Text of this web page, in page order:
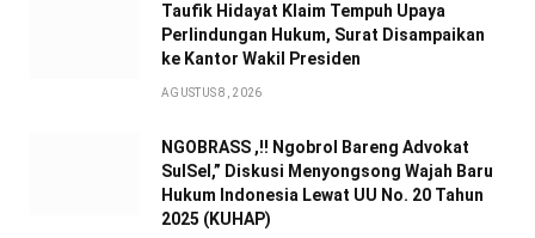
Taufik Hidayat Klaim Tempuh Upaya
Perlindungan Hukum, Surat Disampaikan
ke Kantor Wakil Presiden
AGUSTUS 8, 2026
NGOBRASS ,!! Ngobrol Bareng Advokat
SulSel,” Diskusi Menyongsong Wajah Baru
Hukum Indonesia Lewat UU No. 20 Tahun
2025 (KUHAP)